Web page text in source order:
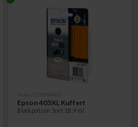
Epson 405XL Kuffert
Blækpatron Sort 18,9 ml.